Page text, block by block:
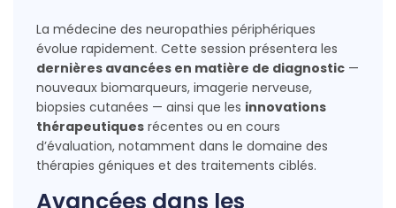
La médecine des neuropathies périphériques
évolue rapidement. Cette session présentera les
dernières avancées en matière de diagnostic —
nouveaux biomarqueurs, imagerie nerveuse,
biopsies cutanées — ainsi que les innovations
thérapeutiques récentes ou en cours
d’évaluation, notamment dans le domaine des
thérapies géniques et des traitements ciblés.
Avancées dans les